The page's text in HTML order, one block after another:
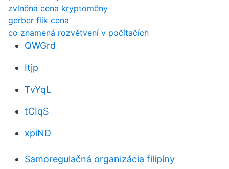
zvlněná cena kryptoměny
gerber flik cena
co znamená rozvětvení v počítačích
QWGrd
Itjp
TvYqL
tCIqS
xpiND
Samoregulačná organizácia filipíny